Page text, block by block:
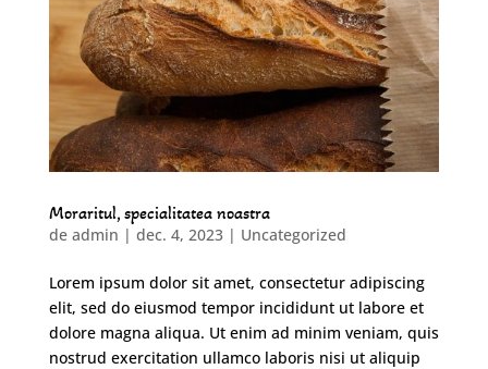
Moraritul, specialitatea noastra
de admin | dec. 4, 2023| Uncategorized
Lorem ipsum dolor sit amet, consectetur adipiscing
elit, sed do eiusmod tempor incididunt ut labore et
dolore magna aliqua. Ut enim ad minim veniam, quis
nostrud exercitation ullamco laboris nisi ut aliquip